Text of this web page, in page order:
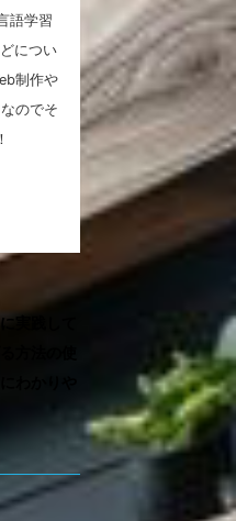
語学習
につい
制作や
のでそ
実践して
方法の使
わかりや